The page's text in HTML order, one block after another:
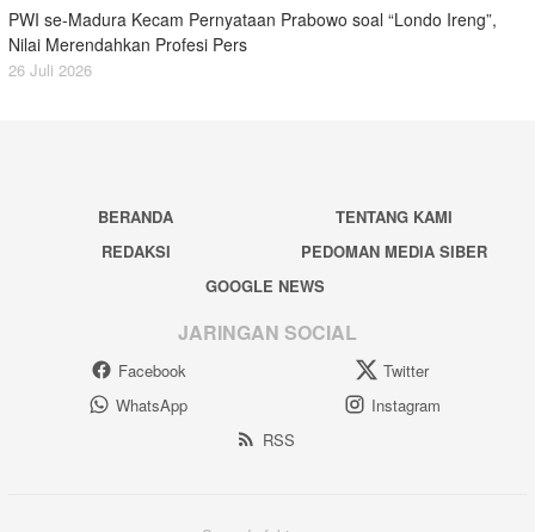
PWI se-Madura Kecam Pernyataan Prabowo soal “Londo Ireng”,
Nilai Merendahkan Profesi Pers
26 Juli 2026
BERANDA
TENTANG KAMI
REDAKSI
PEDOMAN MEDIA SIBER
GOOGLE NEWS
JARINGAN SOCIAL
Facebook
Twitter
WhatsApp
Instagram
RSS